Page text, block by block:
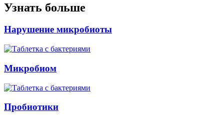
Узнать больше
Нарушение микробиоты
Микробиом
Пробиотики